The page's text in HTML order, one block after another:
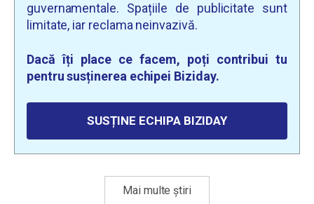
guvernamentale. Spațiile de publicitate sunt
limitate, iar reclama neinvazivă.
Dacă îți place ce facem, poți contribui tu
pentru susținerea echipei Biziday.
SUSȚINE ECHIPA BIZIDAY
Mai multe știri